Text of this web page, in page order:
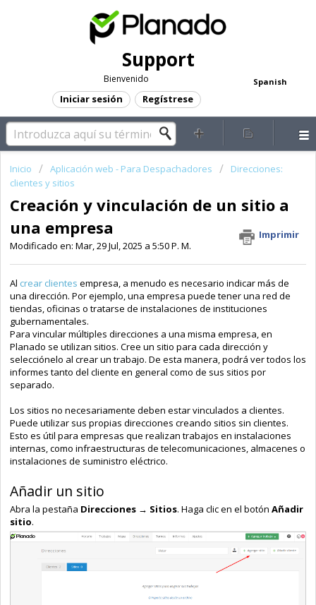
Support
Spanish
Bienvenido
Iniciar sesión Regístrese
Inicio Aplicación web - Para Despachadores
Direcciones:
clientes y sitios
Creación y vinculación de un sitio a
una empresa
Imprimir
Modificado en: Mar, 29 Jul, 2025 a 5:50 P. M.
Al crear clientes empresa, a menudo es necesario indicar más de
una dirección. Por ejemplo, una empresa puede tener una red de
tiendas, oficinas o tratarse de instalaciones de instituciones
gubernamentales.
Para vincular múltiples direcciones a una misma empresa, en
Planado se utilizan sitios. Cree un sitio para cada dirección y
selecciónelo al crear un trabajo. De esta manera, podrá ver todos los
informes tanto del cliente en general como de sus sitios por
separado.
Los sitios no necesariamente deben estar vinculados a clientes.
Puede utilizar sus propias direcciones creando sitios sin clientes.
Esto es útil para empresas que realizan trabajos en instalaciones
internas, como infraestructuras de telecomunicaciones, almacenes o
instalaciones de suministro eléctrico.
Añadir un sitio
Abra la pestaña Direcciones → Sitios. Haga clic en el botón Añadir
sitio.